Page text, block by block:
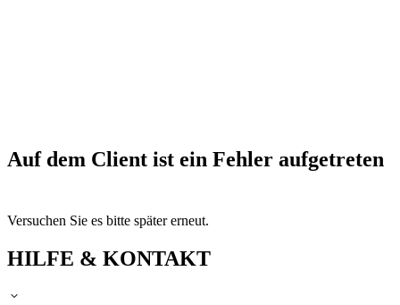
Auf dem Client ist ein Fehler aufgetreten
Versuchen Sie es bitte später erneut.
HILFE & KONTAKT